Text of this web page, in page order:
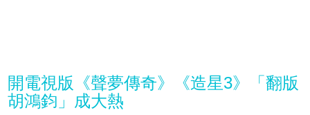
開電視版《聲夢傳奇》《造星3》「翻版
胡鴻鈞」成大熱